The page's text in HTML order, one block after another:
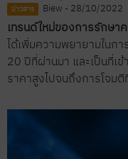
ข่าวสาร Biew - 28/10/2022
เทรนด์ใหม่ของการรักษา
ได้เพิ่มความพยายามในก
20 ปีที่ผ่านมา และเป็นที่เข้
ราคาสูงไปจนถึงการโจม